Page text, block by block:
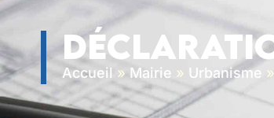
Accueil » Mairie » Urbanisme »